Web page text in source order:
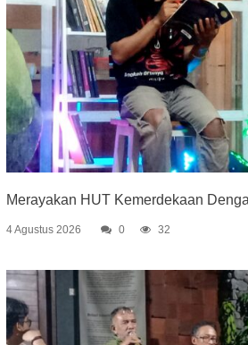
Merayakan HUT Kemerdekaan
4 Agustus 2026 0 32